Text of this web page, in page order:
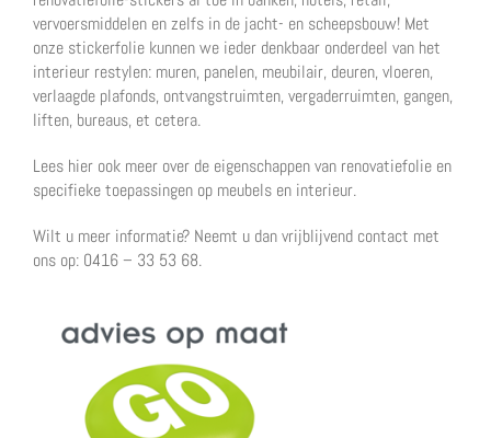
vervoersmiddelen en zelfs in de jacht- en scheepsbouw! Met
onze stickerfolie kunnen we ieder denkbaar onderdeel van het
interieur restylen: muren, panelen, meubilair, deuren, vloeren,
verlaagde plafonds, ontvangstruimten, vergaderruimten, gangen,
liften, bureaus, et cetera.
Lees hier ook meer over de eigenschappen van renovatiefolie en
specifieke toepassingen op meubels en interieur.
Wilt u meer informatie? Neemt u dan vrijblijvend contact met
ons op: 0416 – 33 53 68.